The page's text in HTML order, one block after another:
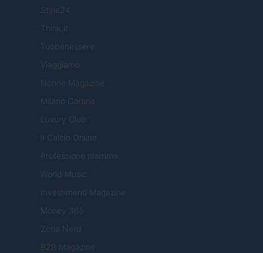
Style24
Think.it
Tuobenessere
Viaggiamo
Nonne Magazine
Milano Cortina
Luxury Club
Il Calcio Online
Professione mamma
World Music
Investimenti Magazine
Money 365
Zona Nerd
B2B Magazine